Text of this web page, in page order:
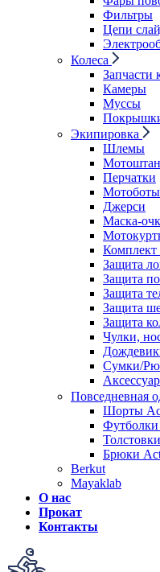
Фильтры
Цепи
Колеса
Запчасти
Камеры
Муссы
Экипировка
Шлемы
Перчатки
Мотоботы
Джерси
Маска-
Защита
Защита
Защита
Защита
Защита
Чулки,
Сумки/
Повседневная
Шорты
Брюки
Berkut
Mayaklab
О нас
Прокат
Контакты